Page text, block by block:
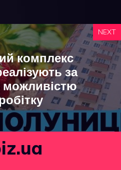
NEXT
комплекс
за